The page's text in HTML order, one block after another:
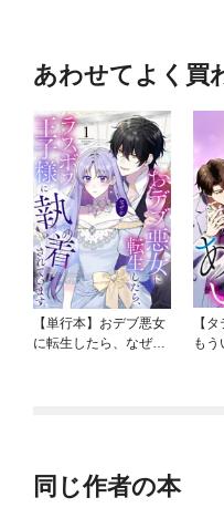
あわせてよく買
【単行本】おデブ悪女
に転生したら、なぜか
【
もう
同じ作者の本